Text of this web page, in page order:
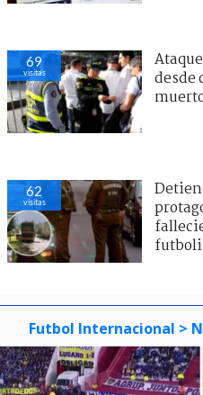
69
visitas
desde
62
visitas
Futbol Internacional >